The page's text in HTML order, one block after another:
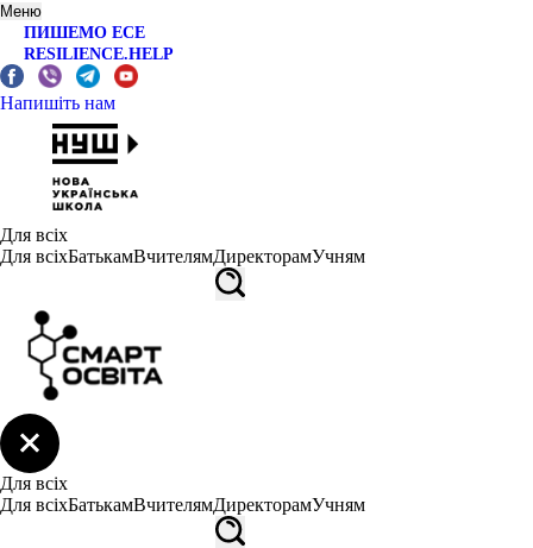
Меню
ПИШЕМО ЕСЕ
RESILIENCE.HELP
Напишіть нам
Для всіх
Для всіхБатькамВчителямДиректорамУчням
Для всіх
Для всіхБатькамВчителямДиректорамУчням